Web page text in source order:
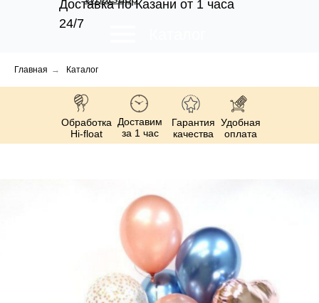
Доставка по Казани от 1 часа
24/7
Главная → Каталог
Обработка
Hi-float
Доставим
за 1 час
Гарантия
качества
Удобная
оплата